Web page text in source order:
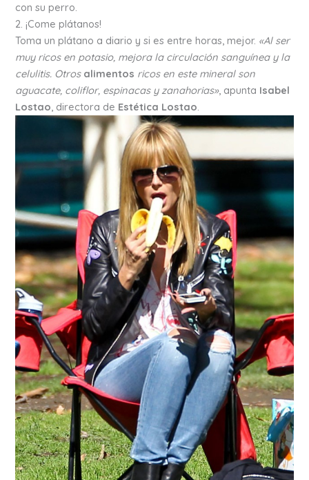
con su perro.
2. ¡Come plátanos!
Toma un plátano a diario y si es entre horas, mejor. «Al ser
muy ricos en potasio, mejora la circulación sanguínea y la
celulitis. Otros alimentos ricos en este mineral son
aguacate, coliflor, espinacas y zanahorias», apunta Isabel
Lostao , directora de Estética Lostao